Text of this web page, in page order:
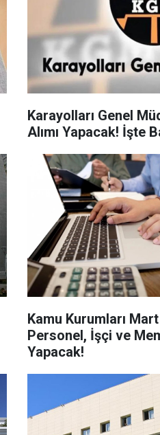
Karayolları Genel
Alımı Yapacak! İşte
Kamu Kurumları
Personel, İşçi ve
Yapacak!